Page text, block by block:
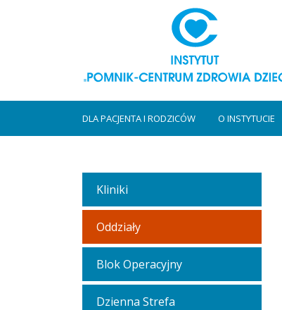
DLA PACJENTA I RODZICÓW O INSTYTUCIE
Kliniki
Oddziały
Blok Operacyjny
Dzienna Strefa